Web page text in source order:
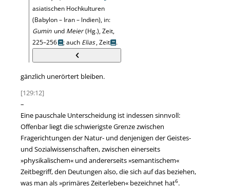
asiatischen Hochkulturen
(Babylon – Iran – lndien), in:
Gumin und Meier(Hg.), Zeit,
225–256
; auch Elias, Zeit .
gänzlich unerörtert bleiben.
[129:12]
–
Eine pauschale Unterscheidung ist indessen sinnvoll:
Offenbar liegt die schwierigste Grenze zwischen
Fragerichtungen der Natur- und denjenigen der Geistes-
und Sozialwissenschaften, zwischen einerseits
»physikalischem« und andererseits»semantischem«
Zeitbegriff, den Deutungen also, die sich auf das beziehen,
was man als»primäres Zeiterleben« bezeichnet hat6.